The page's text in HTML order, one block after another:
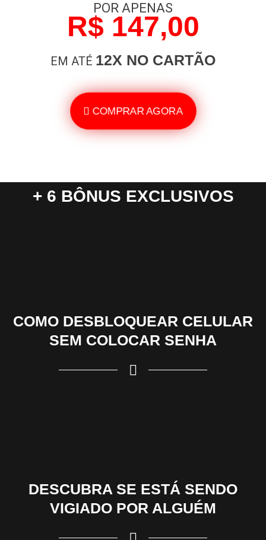
POR APENAS
R$ 147,00
EM ATÉ 12X NO CARTÃO
COMPRAR AGORA
+ 6 BÔNUS EXCLUSIVOS
COMO DESBLOQUEAR CELULAR
SEM COLOCAR SENHA
DESCUBRA SE ESTÁ SENDO
VIGIADO POR ALGUÉM